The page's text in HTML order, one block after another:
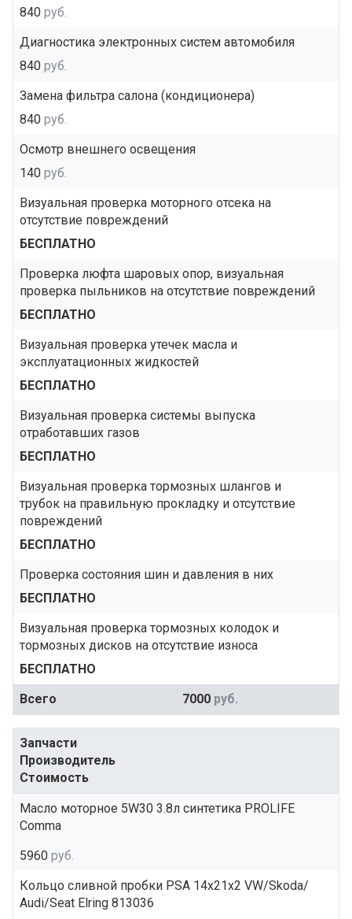
840 руб.
Диагностика электронных систем автомобиля
840 руб.
Замена фильтра салона (кондиционера)
840 руб.
Осмотр внешнего освещения
140 руб.
Визуальная проверка моторного отсека на
отсутствие повреждений
БЕСПЛАТНО
Проверка люфта шаровых опор, визуальная
проверка пыльников на отсутствие повреждений
БЕСПЛАТНО
Визуальная проверка утечек масла и
эксплуатационных жидкостей
БЕСПЛАТНО
Визуальная проверка системы выпуска
отработавших газов
БЕСПЛАТНО
Визуальная проверка тормозных шлангов и
трубок на правильную прокладку и отсутствие
повреждений
БЕСПЛАТНО
Проверка состояния шин и давления в них
БЕСПЛАТНО
Визуальная проверка тормозных колодок и
тормозных дисков на отсутствие износа
БЕСПЛАТНО
Всего
7000 руб.
Запчасти
Производитель
Стоимость
Масло моторное 5W30 3.8л синтетика PROLIFE
Comma
5960 руб.
Кольцо сливной пробки PSA 14x21x2 VW/Skoda/
Audi/Seat Elring 813036